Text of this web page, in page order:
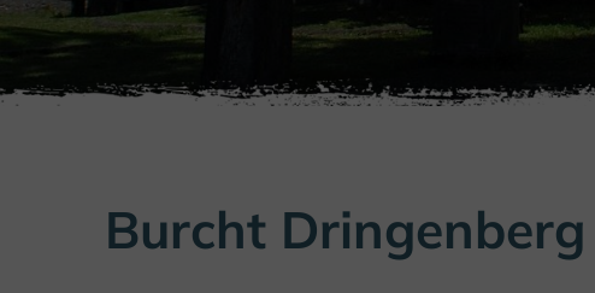
Burcht Dringenberg